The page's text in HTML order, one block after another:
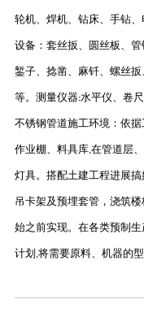
轮机、焊机、钻床、手钻
设备：套丝扳、圆丝板、管
錾子、捻凿、麻钎、螺丝
等。测量仪器:水平仪、卷
不锈钢管道施工环境：依据
作业棚、料具库, 在管道层
灯具。搭配土建工程进展搞
吊卡架及预埋套管，浇筑
始之前实现。在各类预制
计划 将需要原料、机器的